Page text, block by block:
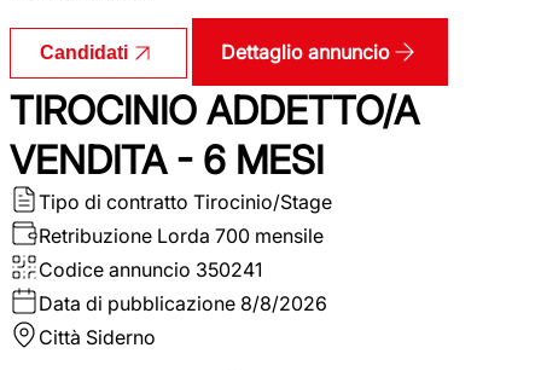
Candidati Dettaglio annuncio
TIROCINIO ADDETTO/A
VENDITA - 6 MESI
Tipo di contratto Tirocinio/Stage
Retribuzione Lorda 700 mensile
Codice annuncio 350241
Data di pubblicazione 8/8/2026
Città Siderno